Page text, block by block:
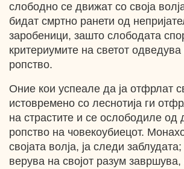
слободно се движат со своја
бидат смртно ранети од
заробеници, зашто слободата
критериумите на светот
ропство.
Оние кои успеале да ја отфрлат
истовремено со леснотија ги
на страстите и се ослободиле од
ропство на човекоубиецот.
својата волја, ја следи
верува на својот разум